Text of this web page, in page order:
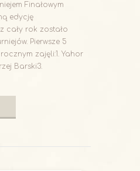
Finałowym
edycję
cały rok zostało
Pierwsze 5
zajęli:1. Yahor
Barski3.